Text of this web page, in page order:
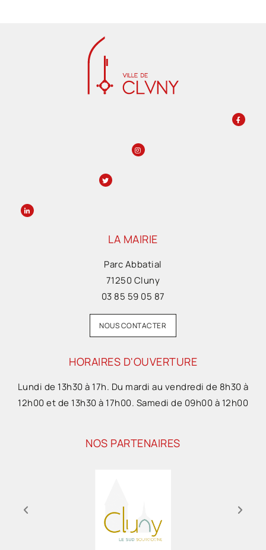
LA MAIRIE
Parc Abbatial
71250 Cluny
03 85 59 05 87
NOUS CONTACTER
HORAIRES D'OUVERTURE
Lundi de 13h30 à 17h. Du mardi au vendredi de 8h30 à
12h00 et de 13h30 à 17h00. Samedi de 09h00 à 12h00
NOS PARTENAIRES